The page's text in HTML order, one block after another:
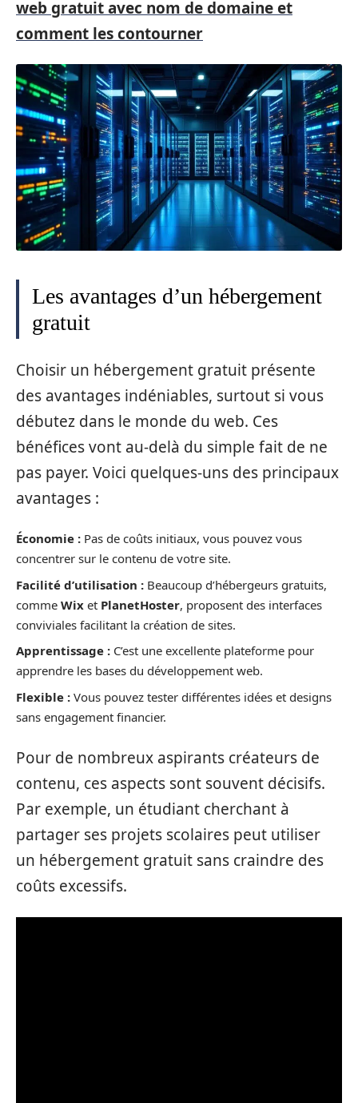
web gratuit avec nom de domaine et
comment les contourner
Les avantages d’un hébergement
gratuit
Choisir un hébergement gratuit présente
des avantages indéniables, surtout si vous
débutez dans le monde du web. Ces
bénéfices vont au-delà du simple fait de ne
pas payer. Voici quelques-uns des principaux
avantages :
Économie : Pas de coûts initiaux, vous pouvez vous
concentrer sur le contenu de votre site.
Facilité d’utilisation : Beaucoup d’hébergeurs gratuits,
comme Wix et PlanetHoster, proposent des interfaces
conviviales facilitant la création de sites.
Apprentissage : C’est une excellente plateforme pour
apprendre les bases du développement web.
Flexible : Vous pouvez tester différentes idées et designs
sans engagement financier.
Pour de nombreux aspirants créateurs de
contenu, ces aspects sont souvent décisifs.
Par exemple, un étudiant cherchant à
partager ses projets scolaires peut utiliser
un hébergement gratuit sans craindre des
coûts excessifs.